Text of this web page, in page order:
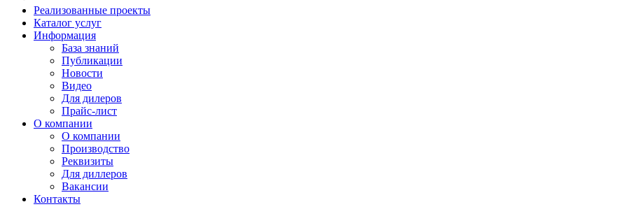
Реализованные проекты
Каталог услуг
Информация
База знаний
Публикации
Новости
Видео
Для дилеров
Прайс-лист
О компании
О компании
Производство
Реквизиты
Для диллеров
Вакансии
Контакты